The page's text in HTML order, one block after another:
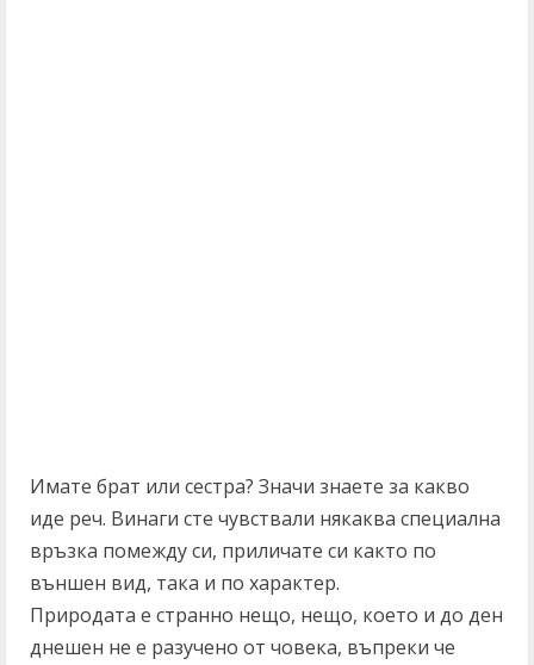
Имате брат или сестра? Значи знаете за какво
иде реч. Винаги сте чувствали някаква специална
връзка помежду си, приличате си както по
външен вид, така и по характер.
Природата е странно нещо, нещо, което и до ден
днешен не е разучено от човека, въпреки че